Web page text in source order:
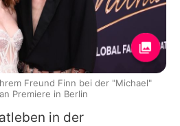
in der
Freund Finn bei der "Michael"
Premiere in Berlin